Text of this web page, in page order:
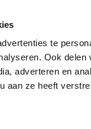
te
Ook
adverteren en
aan ze heeft
Over Ons